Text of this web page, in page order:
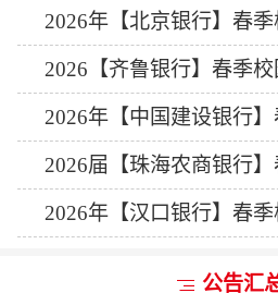
2026年【北京银行】春
2026【齐鲁银行】春季
2026年【中国建设银行
人公告
2026届【珠海农商银行
2026年【汉口银行】春
公告汇